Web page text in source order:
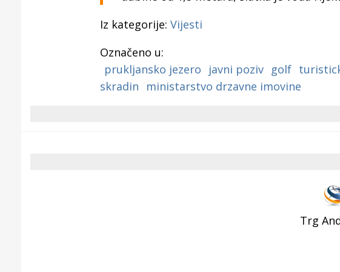
Iz kategorije: Vijesti
Označeno u:
prukljansko jezero
javni poziv golf
skradin
ministarstvo drzavne imovine
Trg